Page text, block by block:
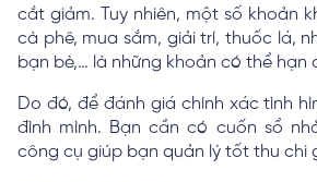
cắt giảm. Tuy nhiên, một số khoản
cà phê, mua sắm, giải trí, thuốc lá,
bạn bè,… là những khoản có thể hạn
Do đó, để đánh giá chính xác tình
đình mình. Bạn cần có cuốn sổ
công cụ giúp bạn quản lý tốt thu chi